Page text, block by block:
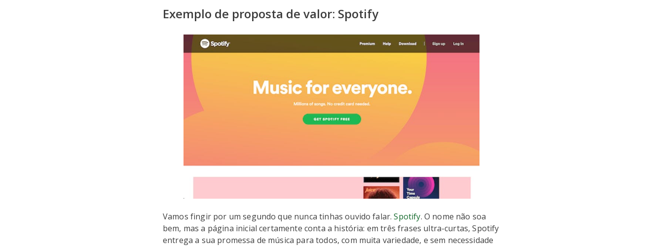
Exemplo de proposta de valor: Spotify
Vamos fingir por um segundo que nunca tinhas ouvido falar.Spotify. O nome não soa
bem, mas a página inicial certamente conta a história: em três frases ultra-curtas, Spotify
entrega a sua promessa de música para todos, com muita variedade, e sem necessidade